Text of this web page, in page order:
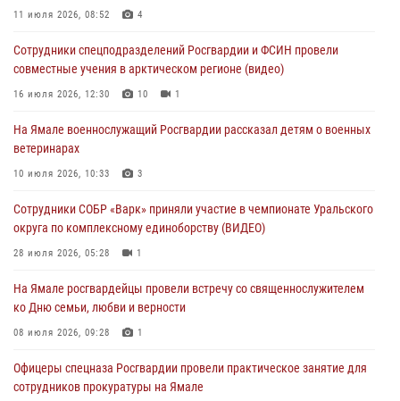
Сотрудники СОБР «Варк» приняли участие в чемпионате Уральского
28 июля 2026, 05:28 1
На Полярном круге Росгвардия обеспечила безопасность турнира
Акция «Каникулы с Росгвардией» продолжается на Ямале
11 июля 2026, 08:52 4
Сотрудники спецподразделений Росгвардии и ФСИН провели
совместные учения в арктическом регионе (видео)
16 июля 2026, 12:30 10 1
На Ямале военнослужащий Росгвардии рассказал детям о военных
ветеринарах
10 июля 2026, 10:33 3
Сотрудники СОБР «Варк» приняли участие в чемпионате Уральского
округа по комплексному единоборству (ВИДЕО)
28 июля 2026, 05:28 1
На Ямале росгвардейцы провели встречу со священнослужителем
ко Дню семьи, любви и верности
08 июля 2026, 09:28 1
Офицеры спецназа Росгвардии провели практическое занятие для
сотрудников прокуратуры на Ямале